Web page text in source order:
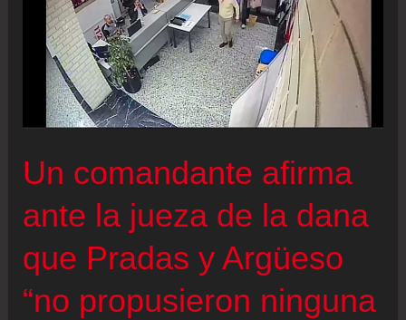
Un comandante afirma
ante la jueza de la dana
que Pradas y Argüeso
“no propusieron ninguna